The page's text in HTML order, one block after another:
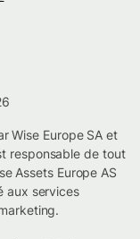
Wise Europe SA et
responsable de tout
Assets Europe AS
aux services